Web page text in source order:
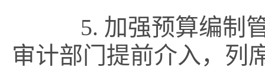
5. 加强预算编制管
审计部门提前介入，列